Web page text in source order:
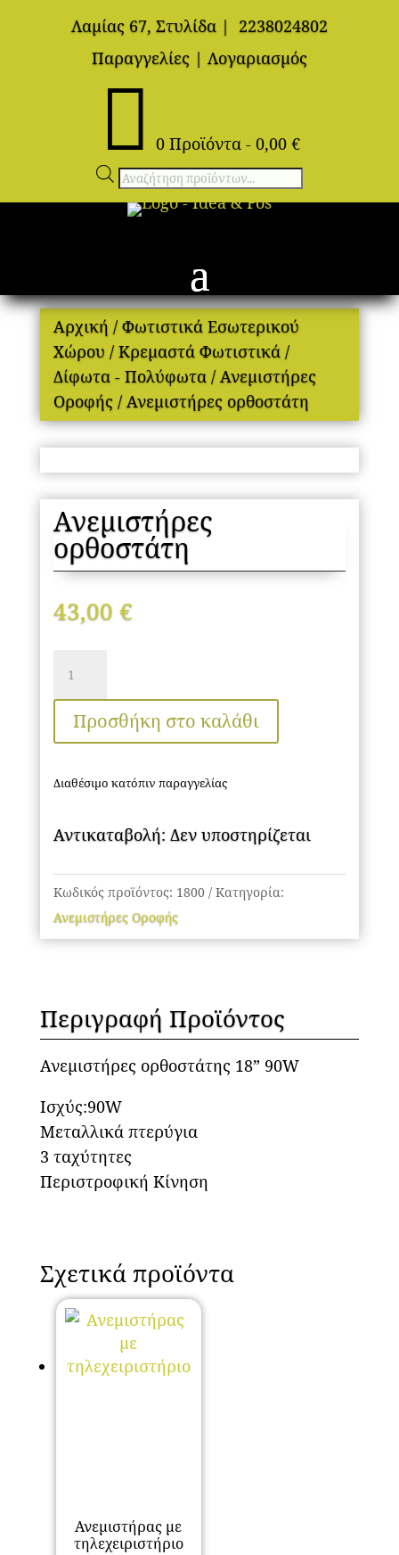
Λαμίας 67, Στυλίδα |
2238024802
Παραγγελίες | Λογαριασμός
 0 Προϊόντα - 0,00 €
Αναζήτηση
προϊόντων
Αρχική / Φωτιστικά Εσωτερικού
Χώρου / Κρεμαστά Φωτιστικά/
Δίφωτα - Πολύφωτα/ Ανεμιστήρες
Οροφής/ Ανεμιστήρες ορθοστάτη
Ανεμιστήρες
ορθοστάτη
43,00 €
ορθοστάτη
ποσότητα
Προσθήκη στο καλάθι
Διαθέσιμο κατόπιν παραγγελίας
Αντικαταβολή: Δεν υποστηρίζεται
Κωδικός προϊόντος: 1800
Κατηγορία:
Ανεμιστήρες Οροφής
Περιγραφή Προϊόντος
Ανεμιστήρες ορθοστάτης 18” 90W
Ισχύς:90W
Μεταλλικά πτερύγια
3 ταχύτητες
Περιστροφική Κίνηση
Σχετικά προϊόντα
Ανεμιστήρας με
τηλεχειριστήριο